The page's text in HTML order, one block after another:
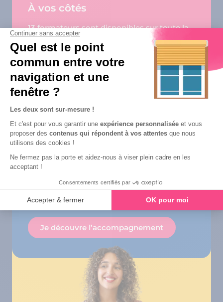
À vos côtés
13 formateurs sont disponibles sur toute la
France pour vous former sur le logiciel
ProDevis chez vous, dans nos locaux ou à
distance.
Une équipe d’experts
Profitez du Service Clients ELCIA avec 250
collaborateurs dont 50 dédiés à votre
accompagnement.
Je découvre l’accompagnement